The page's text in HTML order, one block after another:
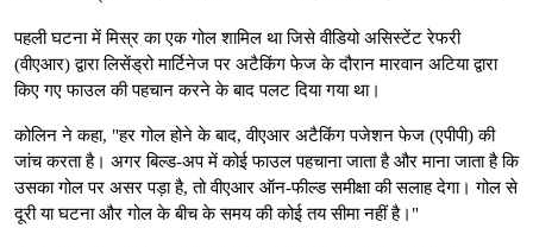
पहली घटना में मिस्र का एक गोल शामिल था जिसे वीडियो असिस्टेंट रेफरी
(वीएआर) द्वारा लिसेंड्रो मार्टिनेज पर अटैकिंग फेज के दौरान मारवान अटिया द्वारा
किए गए फाउल की पहचान करने के बाद पलट दिया गया था।
कोलिन ने कहा, "हर गोल होने के बाद, वीएआर अटैकिंग पजेशन फेज (एपीपी) की
जांच करता है। अगर बिल्ड-अप में कोई फाउल पहचाना जाता है और माना जाता है कि
उसका गोल पर असर पड़ा है, तो वीएआर ऑन-फील्ड समीक्षा की सलाह देगा। गोल से
दूरी या घटना और गोल के बीच के समय की कोई तय सीमा नहीं है।"